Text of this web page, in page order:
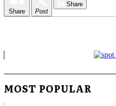
Share Post
Share
MOST POPULAR